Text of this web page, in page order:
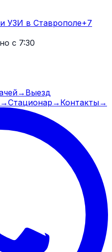
УЗИ в Ставрополе+7
с 7:30
→ Выезд
→Стационар → Контакты→